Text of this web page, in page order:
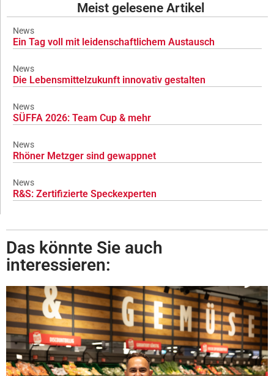
Meist gelesene Artikel
News
Ein Tag voll mit leidenschaftlichem Austausch
News
Die Lebensmittelzukunft innovativ gestalten
News
SÜFFA 2026: Team Cup & mehr
News
Rhöner Metzger sind gewappnet
News
R&S: Zertifizierte Speckexperten
Das könnte Sie auch
interessieren: